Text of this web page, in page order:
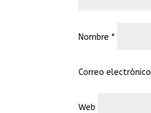
Nombre *
Correo electrónico
Web